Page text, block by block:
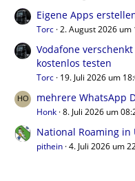
Eigene Apps
Torc 2. August 2026 um
Vodafone
kostenlos testen
Torc 19. Juli 2026 um
mehrere WhatsApp
Honk 8. Juli 2026 um
National Roaming in
pithein 4. Juli 2026 um